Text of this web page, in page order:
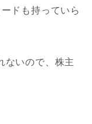
ドも持っていら
ないので、株主